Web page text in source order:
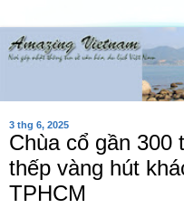
3 thg 6, 2025
Chùa cổ gần 300
thếp vàng hút
TPHCM